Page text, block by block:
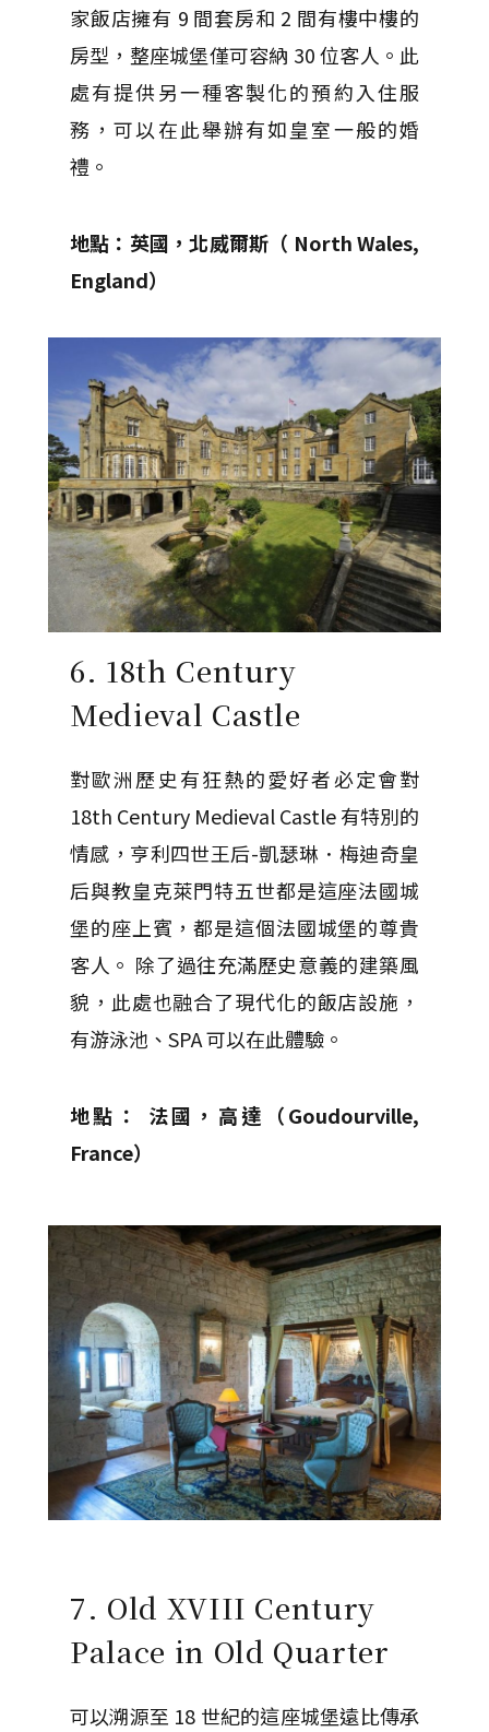
家飯店擁有 9 間套房和 2 間有樓中樓的
房型，整座城堡僅可容納 30 位客人。此
處有提供另一種客製化的預約入住服
務，可以在此舉辦有如皇室一般的婚
禮。
地點：英國，北威爾斯（ North Wales,
England）
6. 18th Century
Medieval Castle
對歐洲歷史有狂熱的愛好者必定會對
18th Century Medieval Castle 有特別的
情感，亨利四世王后-凱瑟琳．梅迪奇皇
后與教皇克萊門特五世都是這座法國城
堡的座上賓，都是這個法國城堡的尊貴
客人。 除了過往充滿歷史意義的建築風
貌，此處也融合了現代化的飯店設施，
有游泳池、SPA 可以在此體驗。
地點： 法國，高達（Goudourville,
France）
7. Old XVIII Century
Palace in Old Quarter
可以溯源至 18 世紀的這座城堡遠比傳承